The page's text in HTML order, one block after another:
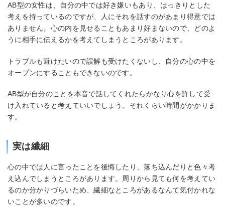
AB型の女性は、自分の中では好き嫌いもあり、はっきりとした
考えを持っているのですが、人にそれを話すのがあまり得意では
ありません。心の内を見せることもあまり好まないので、どのよ
うに相手に伝えるかを考えてしまうところがあります。
トラブルも避けたいので誤解も受けたくないし、自分の心の中を
オープンにすることもできないのです。
AB型が自分のことを本音で話してくれたらかなり心を許して受
け入れていると考えていいでしょう。それくらい時間がかかりま
す。
実は繊細
心の中では人に言ったことを後悔したり、落ち込んだりと色々考
え込んでしまうところがあります。周りから見ても何を考えてい
るのか分かりづらいため、繊細なところがあるなんて気付かれな
いことが多いのです。